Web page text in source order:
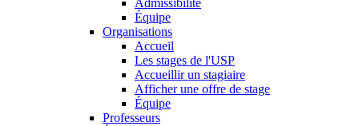
Admissibilité
Équipe
Organisations
Accueil
Les stages de l'USP
Accueillir un stagiaire
Afficher une offre de stage
Équipe
Professeurs